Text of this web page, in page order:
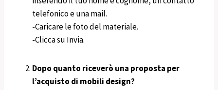
telefonico e una mail.
-Caricare le foto del materiale.
-Clicca su Invia.
Dopo quanto riceverò una proposta per
l’acquisto di mobili design?